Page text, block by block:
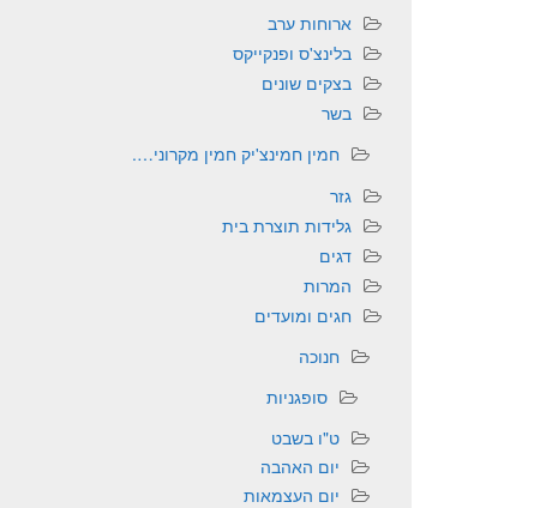
ארוחות ערב
בלינצ'ס ופנקייקס
בצקים שונים
בשר
חמין חמינצ'יק חמין מקרוני….
גזר
גלידות תוצרת בית
דגים
המרות
חגים ומועדים
חנוכה
סופגניות
ט"ו בשבט
יום האהבה
יום העצמאות